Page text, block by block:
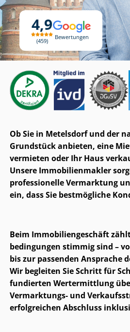
4,9
459
Bewertungen
Ob Sie in Metelsdorf und der
Grundstück anbieten, eine
vermieten oder Ihr Haus
Unsere Im­mo­bi­li­en­mak­ler
professionelle Vermarktung
ein, dass Sie bestmögliche
Beim Im­mo­bi­li­en­ge­schäft
be­din­gun­gen stimmig sind –
bis zur passenden Ansprache
Wir begleiten Sie Schritt für
fundierten Wertermittlung
Vermarktungs- und
erfolgreichen Abschluss